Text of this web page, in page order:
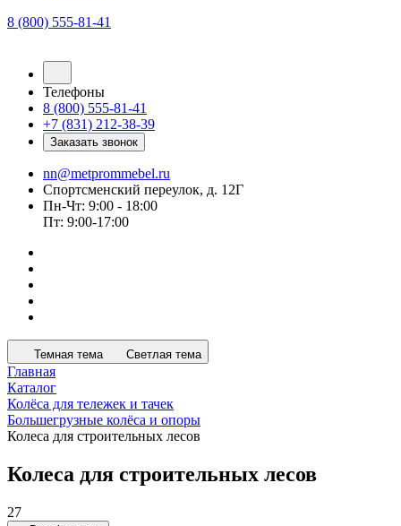
8 (800) 555-81-41
Телефоны
8 (800) 555-81-41
+7 (831) 212-38-39
Заказать звонок
nn@metprommebel.ru
Спортсменский переулок, д. 12Г
Пн-Чт: 9:00 - 18:00
Пт: 9:00-17:00
Темная тема Светлая тема
Главная
Каталог
Колёса для тележек и тачек
Большегрузные колёса и опоры
Колеса для строительных лесов
Колеса для строительных лесов
27